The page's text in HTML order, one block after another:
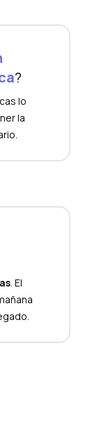
?
lo
la
. El